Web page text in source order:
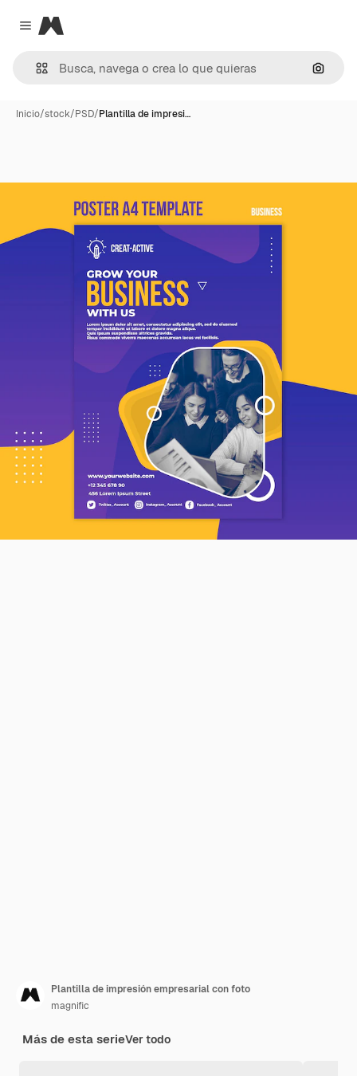
Close menu
Magnific
Inicio/stock/PSD/Plantilla de impresi…
Plantilla de impresión empresarial con foto
magnific
Más de esta serieVer todo